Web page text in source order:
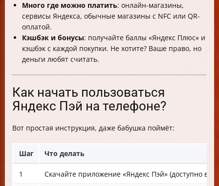
Много где можно платить: онлайн-магазины,
сервисы Яндекса, обычные магазины с NFC или QR-
оплатой.
Кэшбэк и бонусы: получайте баллы «Яндекс Плюс» и
кэшбэк с каждой покупки. Не хотите? Ваше право, но
деньги любят считать.
Как начать пользоваться
Яндекс Пэй на телефоне?
Вот простая инструкция, даже бабушка поймёт:
Шаг Что делать
1 Скачайте приложение «Яндекс Пэй» (доступно в